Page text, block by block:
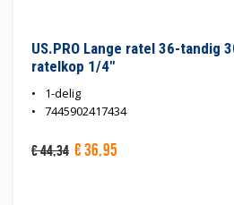
US.PRO Lange ratel 36-tandig
ratelkop 1/4"
1-delig
7445902417434
€44,34 €36,95